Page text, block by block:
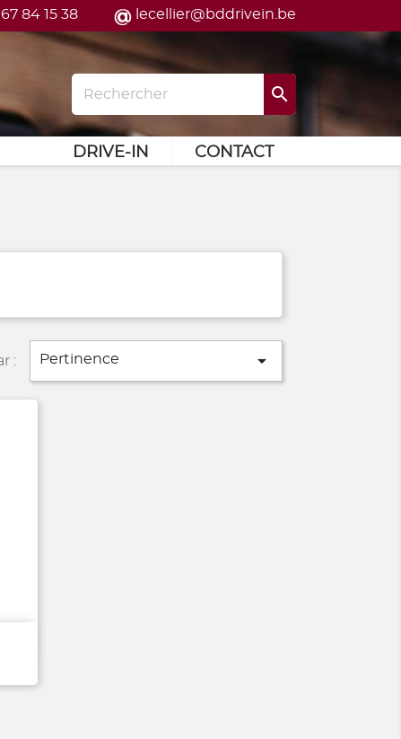
84 15 38 lecellier@bddrivein.be
CONTACT
DRIVE-IN

: Pertinence 